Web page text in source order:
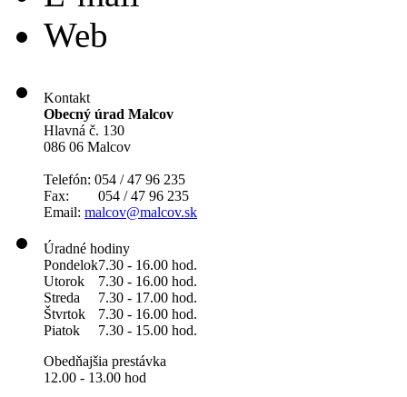
Web
Kontakt
Obecný úrad Malcov
Hlavná č. 130
086 06 Malcov
Telefón: 054 / 47 96 235
Fax: 054 / 47 96 235
Email: malcov@malcov.sk
Úradné hodiny
Pondelok7.30 - 16.00 hod.
Utorok
7.30 - 16.00 hod.
Streda
7.30 - 17.00 hod.
Štvrtok
7.30 - 16.00 hod.
Piatok
7.30 - 15.00 hod.
Obedňajšia prestávka
12.00 - 13.00 hod